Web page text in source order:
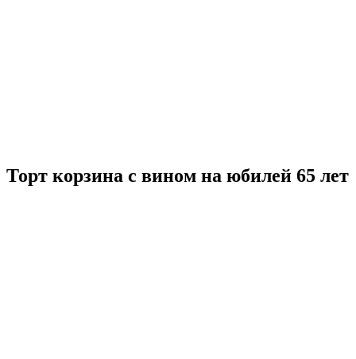
Торт корзина с вином на юбилей 65 лет